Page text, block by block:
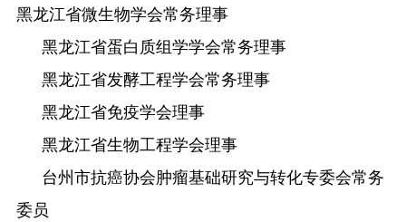
黑龙江省微生物学会常务理事
黑龙江省蛋白质组学学会常务理事
黑龙江省发酵工程学会常务理事
黑龙江省免疫学会理事
黑龙江省生物工程学会理事
台州市抗癌协会肿瘤基础研究与转化专委会常务
委员